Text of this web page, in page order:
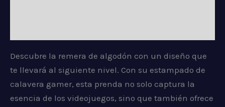
Descubre la remera de algodón con un diseño que
te llevará al siguiente nivel. Con su estampado de
calavera gamer, esta prenda no solo captura la
esencia de los videojuegos, sino que también ofrece